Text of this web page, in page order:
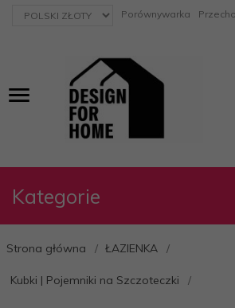
currency_h Porównywarka
Kategorie
Strona główna ŁAZIENKA
Kubki | Pojemniki na Szczoteczki